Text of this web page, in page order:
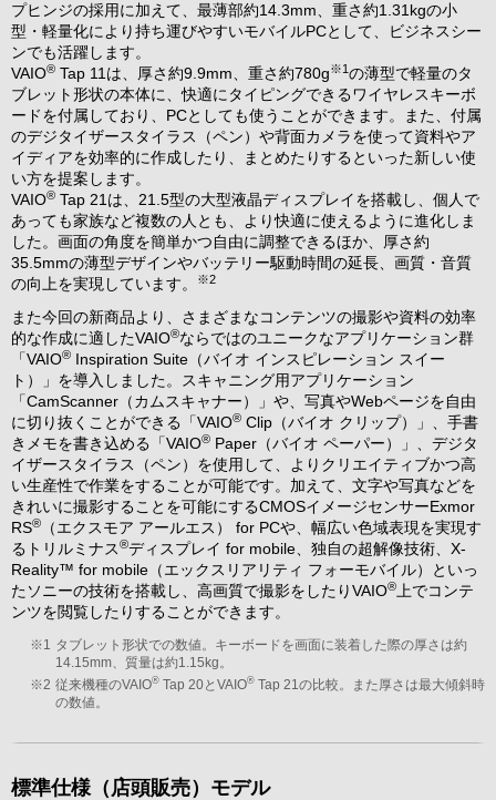
プヒンジの採用に加えて、最薄部約14.3mm、重さ約1.31kgの小
型・軽量化により持ち運びやすいモバイルPCとして、ビジネスシー
ンでも活躍します。
VAIO® Tap 11は、厚さ約9.9mm、重さ約780g※1の薄型で軽量のタ
ブレット形状の本体に、快適にタイピングできるワイヤレスキーボ
ードを付属しており、PCとしても使うことができます。また、付属
のデジタイザースタイラス（ペン）や背面カメラを使って資料やア
イディアを効率的に作成したり、まとめたりするといった新しい使
い方を提案します。
VAIO® Tap 21は、21.5型の大型液晶ディスプレイを搭載し、個人で
あっても家族など複数の人とも、より快適に使えるように進化しま
した。画面の角度を簡単かつ自由に調整できるほか、厚さ約
35.5mmの薄型デザインやバッテリー駆動時間の延長、画質・音質
の向上を実現しています。
※2
また今回の新商品より、さまざまなコンテンツの撮影や資料の効率
的な作成に適したVAIO®ならではのユニークなアプリケーション群
「VAIO® Inspiration Suite（バイオ インスピレーション スイー
ト）」を導入しました。スキャニング用アプリケーション
「CamScanner（カムスキャナー）」や、写真やWebページを自由
に切り抜くことができる「VAIO® Clip（バイオ クリップ）」、手書
きメモを書き込める「VAIO® Paper（バイオ ペーパー）」、デジタ
イザースタイラス（ペン）を使用して、よりクリエイティブかつ高
い生産性で作業をすることが可能です。加えて、文字や写真などを
きれいに撮影することを可能にするCMOSイメージセンサーExmor
RS®
（エクスモア アールエス） for PCや、幅広い色域表現を実現す
るトリルミナス®ディスプレイ for mobile、独自の超解像技術、X-
Reality™ for mobile（エックスリアリティ フォーモバイル）といっ
たソニーの技術を搭載し、高画質で撮影をしたりVAIO®上でコンテ
ンツを閲覧したりすることができます。
※1 タブレット形状での数値。キーボードを画面に装着した際の厚さは約
14.15mm、質量は約1.15kg。
※2 従来機種のVAIO®Tap 20とVAIO®Tap 21の比較。また厚さは最大傾斜時
の数値。
標準仕様（店頭販売）モデル